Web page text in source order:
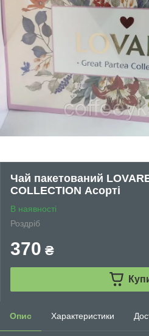
Чай пакетований
COLLECTION Асорті
В наявності
Роздріб
370 ₴
Опис Характеристики